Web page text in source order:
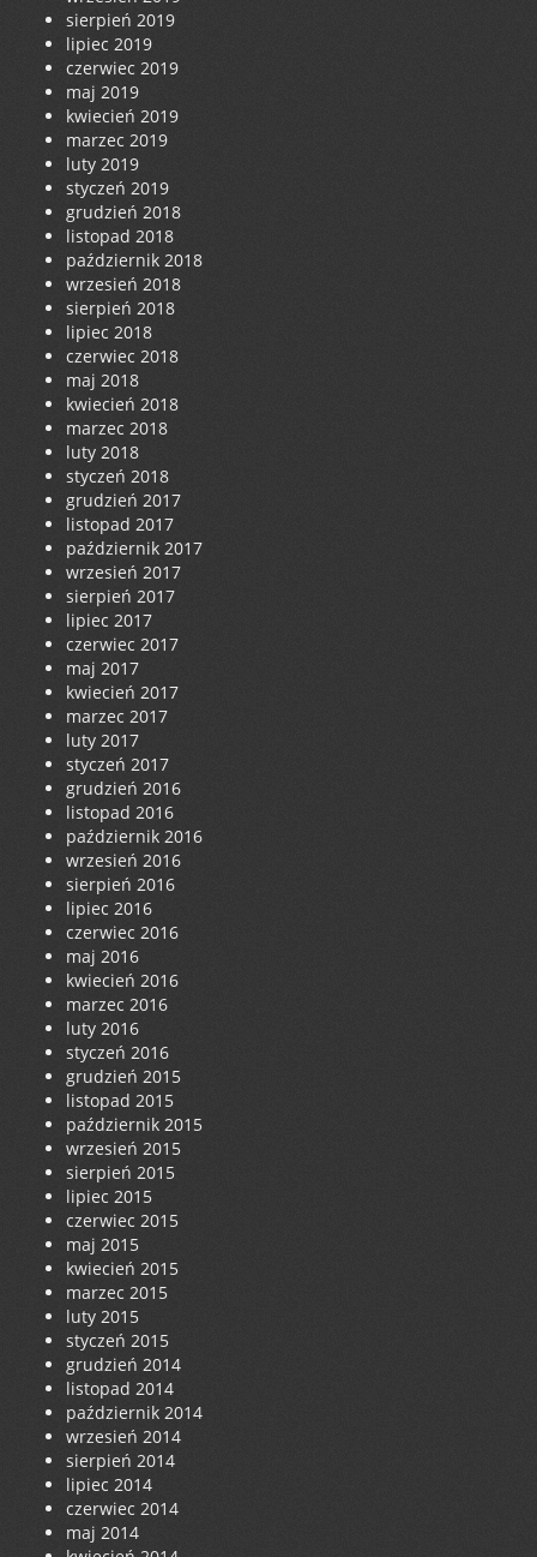
sierpień 2019
lipiec 2019
czerwiec 2019
maj 2019
kwiecień 2019
marzec 2019
luty 2019
styczeń 2019
grudzień 2018
listopad 2018
październik 2018
wrzesień 2018
sierpień 2018
lipiec 2018
czerwiec 2018
maj 2018
kwiecień 2018
marzec 2018
luty 2018
styczeń 2018
grudzień 2017
listopad 2017
październik 2017
wrzesień 2017
sierpień 2017
lipiec 2017
czerwiec 2017
maj 2017
kwiecień 2017
marzec 2017
luty 2017
styczeń 2017
grudzień 2016
listopad 2016
październik 2016
wrzesień 2016
sierpień 2016
lipiec 2016
czerwiec 2016
maj 2016
kwiecień 2016
marzec 2016
luty 2016
styczeń 2016
grudzień 2015
listopad 2015
październik 2015
wrzesień 2015
sierpień 2015
lipiec 2015
czerwiec 2015
maj 2015
kwiecień 2015
marzec 2015
luty 2015
styczeń 2015
grudzień 2014
listopad 2014
październik 2014
wrzesień 2014
sierpień 2014
lipiec 2014
czerwiec 2014
maj 2014